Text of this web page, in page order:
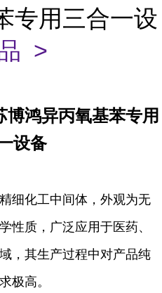
专用三合一设
>
鸿异丙氧基苯专用
设备
细化工中间体，外观为无
性质，广泛应用于医药、
，其生产过程中对产品纯
极高。